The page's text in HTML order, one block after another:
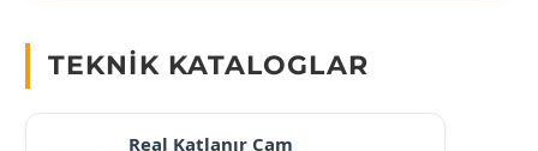
TEKNIK KATALOGLAR
Real Katlanır Cam